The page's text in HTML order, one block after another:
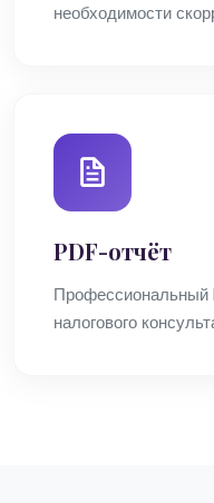
необходимости
PDF-отчёт
Профессиональный
налогового